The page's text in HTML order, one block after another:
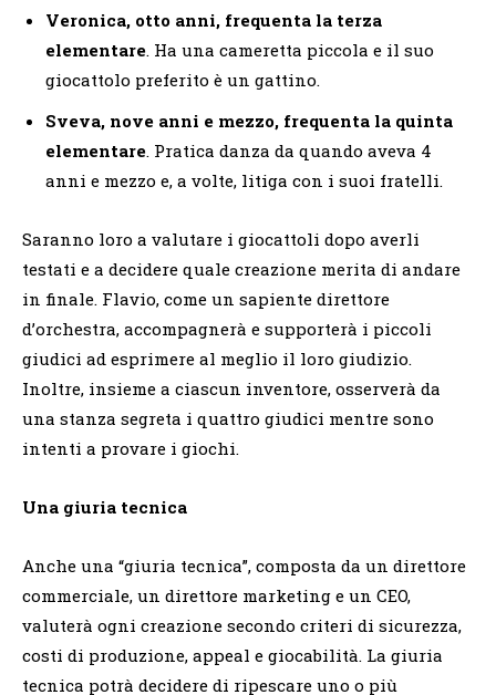
Veronica, otto anni, frequenta la terza
elementare. Ha una cameretta piccola e il suo
giocattolo preferito è un gattino.
Sveva, nove anni e mezzo, frequenta la quinta
elementare. Pratica danza da quando aveva 4
anni e mezzo e, a volte, litiga con i suoi fratelli.
Saranno loro a valutare i giocattoli dopo averli
testati e a decidere quale creazione merita di andare
in finale. Flavio, come un sapiente direttore
d’orchestra, accompagnerà e supporterà i piccoli
giudici ad esprimere al meglio il loro giudizio.
Inoltre, insieme a ciascun inventore, osserverà da
una stanza segreta i quattro giudici mentre sono
intenti a provare i giochi.
Una giuria tecnica
Anche una “giuria tecnica”, composta da un direttore
commerciale, un direttore marketing e un CEO,
valuterà ogni creazione secondo criteri di sicurezza,
costi di produzione, appeal e giocabilità. La giuria
tecnica potrà decidere di ripescare uno o più